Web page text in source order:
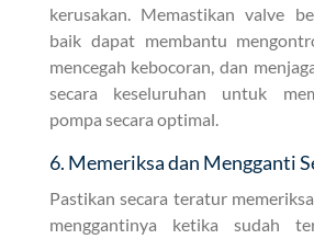
kerusakan. Memastikan valve
baik dapat membantu
mencegah kebocoran, dan
secara keseluruhan untuk
pompa secara optimal.
6. Memeriksa dan Mengganti
Pastikan secara teratur
menggantinya ketika sudah